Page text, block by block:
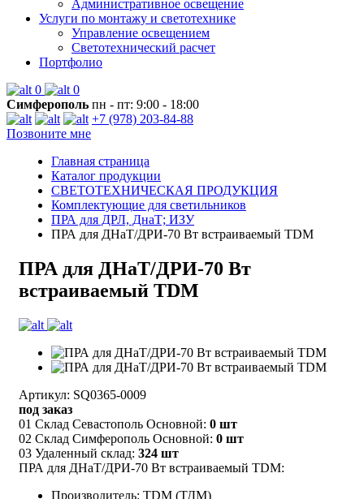
Административное освещение
Услуги по монтажу и светотехнике
Управление освещением
Светотехнический расчет
Портфолио
0
0
Симферополь пн - пт: 9:00 - 18:00
+7 (978) 203-84-88
Позвоните мне
Главная страница
Каталог продукции
СВЕТОТЕХНИЧЕСКАЯ ПРОДУКЦИЯ
Комплектующие для светильников
ПРА для ДРЛ, ДнаТ; ИЗУ
ПРА для ДНаТ/ДРИ-70 Вт встраиваемый TDM
ПРА для ДНаТ/ДРИ-70 Вт
встраиваемый TDM
Артикул: SQ0365-0009
под заказ
01 Склад Севастополь Основной: 0 шт
02 Склад Симферополь Основной: 0 шт
03 Удаленный склад: 324 шт
ПРА для ДНаТ/ДРИ-70 Вт встраиваемый TDM:
Производитель: TDM (ТДМ)